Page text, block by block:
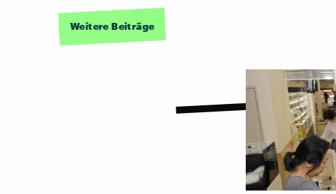
Weitere Beiträge